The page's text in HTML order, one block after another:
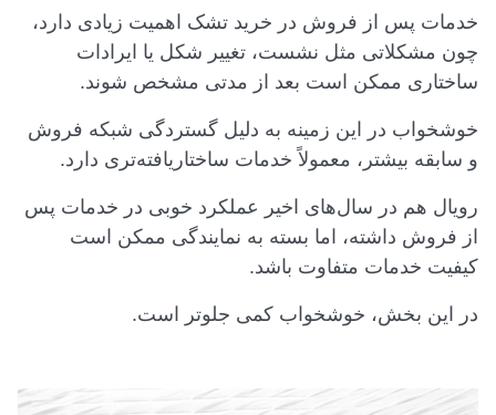
خدمات پس از فروش در خرید تشک اهمیت زیادی دارد،
چون مشکلاتی مثل نشست، تغییر شکل یا ایرادات
ساختاری ممکن است بعد از مدتی مشخص شوند.
خوشخواب در این زمینه به دلیل گستردگی شبکه فروش
و سابقه بیشتر، معمولاً خدمات ساختاریافته‌تری دارد.
رویال هم در سال‌های اخیر عملکرد خوبی در خدمات پس
از فروش داشته، اما بسته به نمایندگی ممکن است
کیفیت خدمات متفاوت باشد.
در این بخش، خوشخواب کمی جلوتر است.